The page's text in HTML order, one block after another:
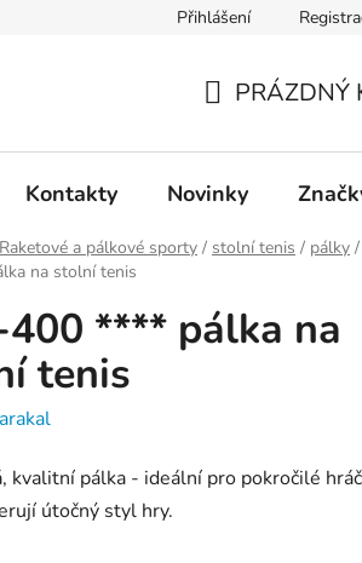
Přihlášení
KOŠÍK
PRÁZDNÝ
Kontakty Novinky
Raketové a pálkové sporty / stolní tenis / pálky /
na stolní tenis
400 **** pálka na
tenis
kvalitní pálka - ideální pro pokročilé
útočný styl hry.